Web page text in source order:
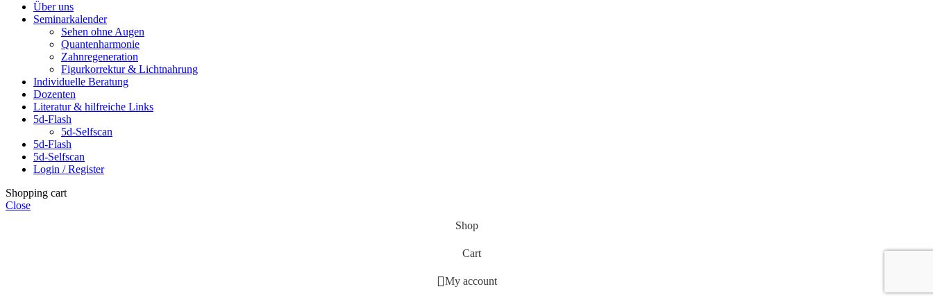
Über uns
Seminarkalender
Sehen ohne Augen
Quantenharmonie
Zahnregeneration
Figurkorrektur & Lichtnahrung
Individuelle Beratung
Dozenten
Literatur & hilfreiche Links
5d-Flash
5d-Selfscan
5d-Flash
5d-Selfscan
Login / Register
Shopping cart
Close
Shop
Cart
My account